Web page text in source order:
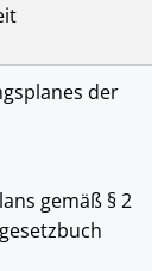
der
gemäß § 2